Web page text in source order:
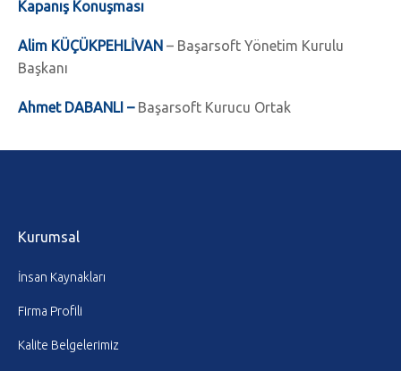
Kapanış Konuşması
Alim KÜÇÜKPEHLİVAN – Başarsoft Yönetim Kurulu
Başkanı
Ahmet DABANLI – Başarsoft Kurucu Ortak
Kurumsal
İnsan Kaynakları
Firma Profili
Kalite Belgelerimiz